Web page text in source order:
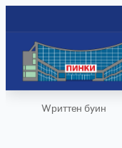
Wриттен бyин